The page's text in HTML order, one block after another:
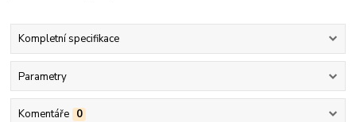
Kompletní specifikace
Parametry
Komentáře 0